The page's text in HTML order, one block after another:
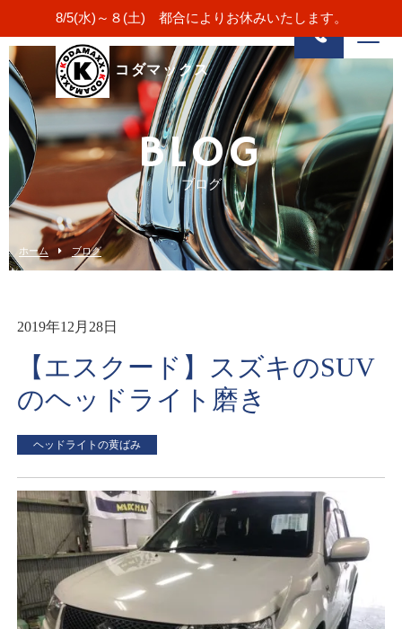
8/5(水)～８(土) 都合によりお休みいたします。
コダマックス
BLOG
ブログ
ホーム ブログ
2019年12月28日
【エスクード】スズキのSUV
のヘッドライト磨き
ヘッドライトの黄ばみ